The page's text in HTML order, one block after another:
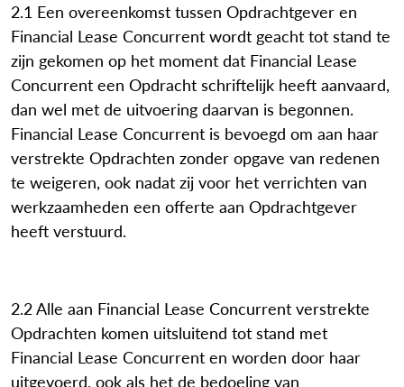
2.1 Een overeenkomst tussen Opdrachtgever en
Financial Lease Concurrent wordt geacht tot stand te
zijn gekomen op het moment dat Financial Lease
Concurrent een Opdracht schriftelijk heeft aanvaard,
dan wel met de uitvoering daarvan is begonnen.
Financial Lease Concurrent is bevoegd om aan haar
verstrekte Opdrachten zonder opgave van redenen
te weigeren, ook nadat zij voor het verrichten van
werkzaamheden een offerte aan Opdrachtgever
heeft verstuurd.
2.2 Alle aan Financial Lease Concurrent verstrekte
Opdrachten komen uitsluitend tot stand met
Financial Lease Concurrent en worden door haar
uitgevoerd, ook als het de bedoeling van